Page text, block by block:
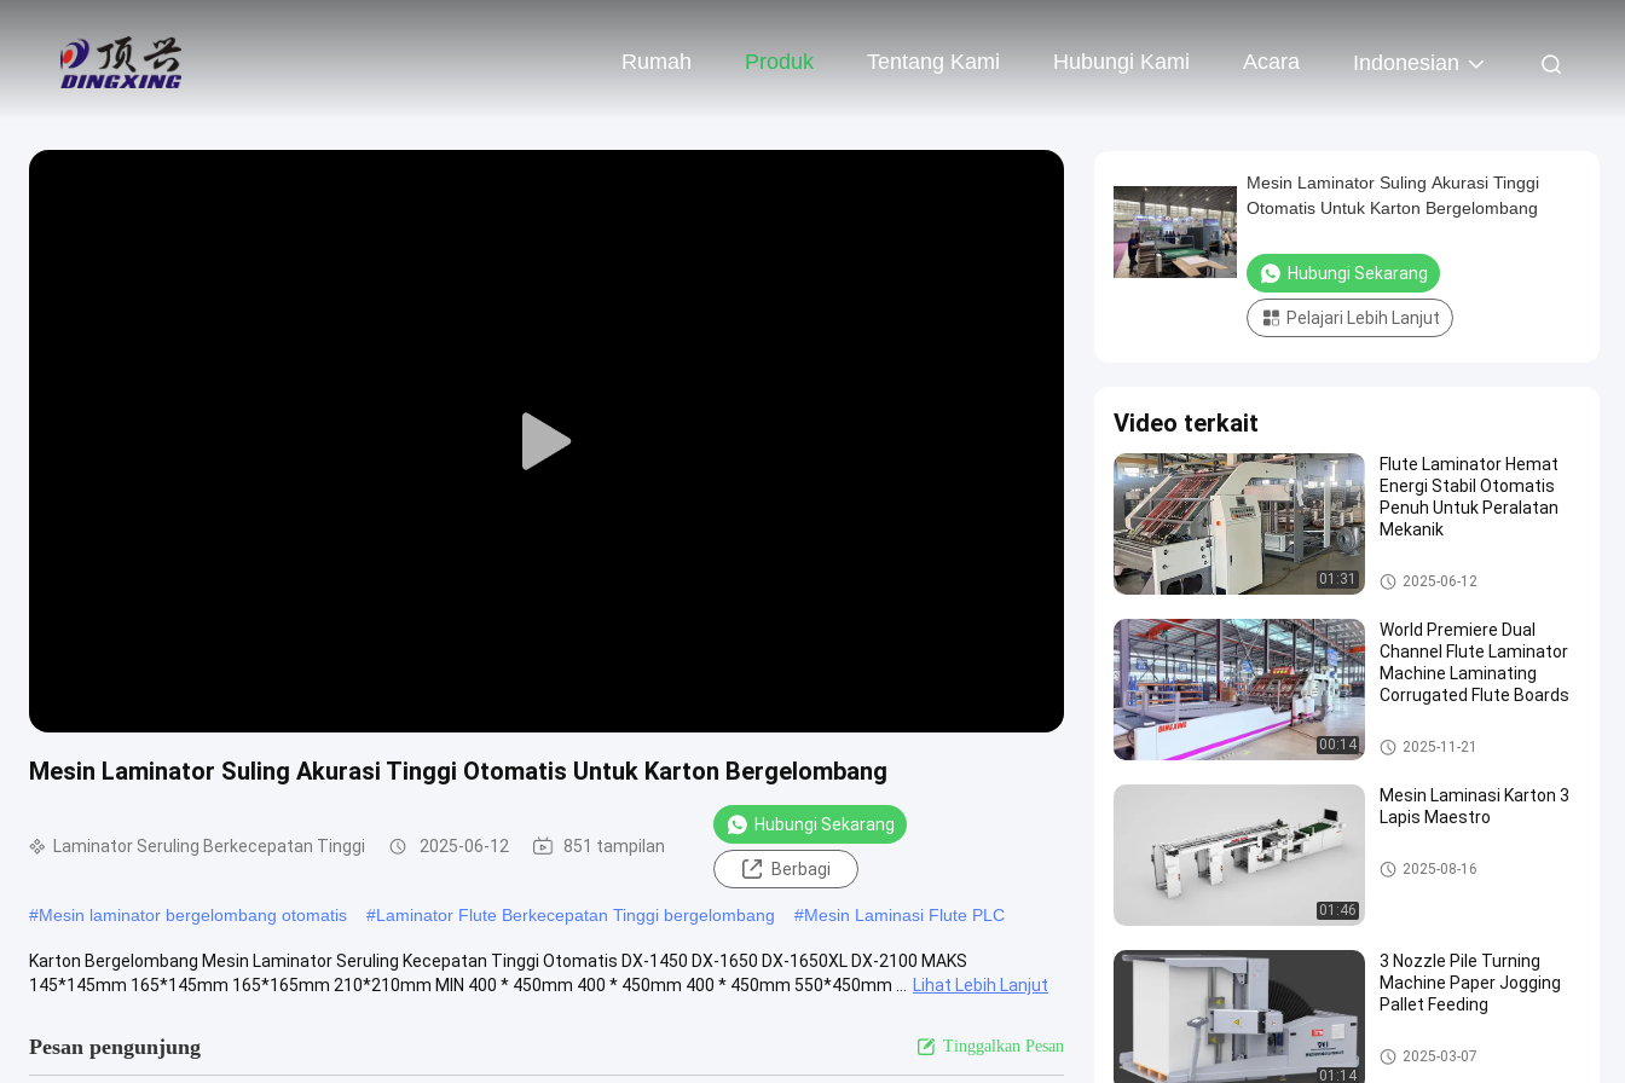
Rumah Produk Tentang Kami Hubungi Kami Acara Indonesian
Play
Mesin Laminator Suling Akurasi Tinggi Otomatis Untuk Karton Bergelombang
Laminator Seruling Berkecepatan Tinggi 2025-06-12 851 tampilan
Hubungi Sekarang
Berbagi
#Mesin laminator bergelombang otomatis #Laminator Flute Berkecepatan Tinggi bergelombang #Mesin Laminasi Flute PLC
Karton Bergelombang Mesin Laminator Seruling Kecepatan Tinggi Otomatis DX-1450 DX-1650 DX-1650XL DX-2100 MAKS
145*145mm 165*145mm 165*165mm 210*210mm MIN 400 * 450mm 400 * 450mm 400 * 450mm 550*450mm ...
Lihat Lebih Lanjut
Pesan pengunjung Tinggalkan Pesan
Mesin Laminator Suling Akurasi Tinggi
Otomatis Untuk Karton Bergelombang
Hubungi Sekarang
Pelajari Lebih Lanjut
Video terkait
01:31
Flute Laminator Hemat
Energi Stabil Otomatis
Penuh Untuk Peralatan
Mekanik
Laminator Seruling Berkecepat
an Tinggi
2025-06-12
00:14
World Premiere Dual
Channel Flute Laminator
Machine Laminating
Corrugated Flute Boards
Mesin Laminator Seruling
2025-11-21
01:46
Mesin Laminasi Karton 3
Lapis Maestro
Laminator Karton
2025-08-16
01:14
3 Nozzle Pile Turning
Machine Paper Jogging
Pallet Feeding
Mesin Turner Pile
2025-03-07